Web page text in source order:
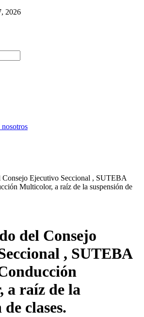
2026
BA
de Buenos Aires y del partido de La
de noticias. Mantente informado sobre
y mucho más.
Consejo Ejecutivo Seccional , SUTEBA
Multicolor, a raíz de la suspensión de
del Consejo
, SUTEBA
a raíz de la
clases.